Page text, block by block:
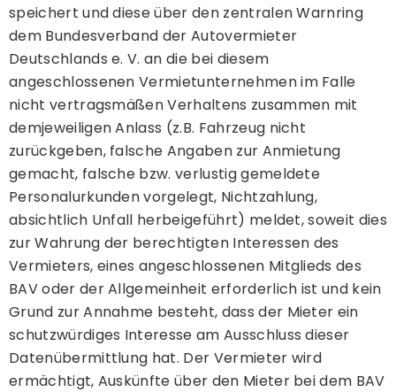
speichert und diese über den zentralen Warnring
dem Bundesverband der Autovermieter
Deutschlands e. V. an die bei diesem
angeschlossenen Vermietunternehmen im Falle
nicht vertragsmäßen Verhaltens zusammen mit
demjeweiligen Anlass (z.B. Fahrzeug nicht
zurückgeben, falsche Angaben zur Anmietung
gemacht, falsche bzw. verlustig gemeldete
Personalurkunden vorgelegt, Nichtzahlung,
absichtlich Unfall herbeigeführt) meldet, soweit dies
zur Wahrung der berechtigten Interessen des
Vermieters, eines angeschlossenen Mitglieds des
BAV oder der Allgemeinheit erforderlich ist und kein
Grund zur Annahme besteht, dass der Mieter ein
schutzwürdiges Interesse am Ausschluss dieser
Datenübermittlung hat. Der Vermieter wird
ermächtigt, Auskünfte über den Mieter bei dem BAV